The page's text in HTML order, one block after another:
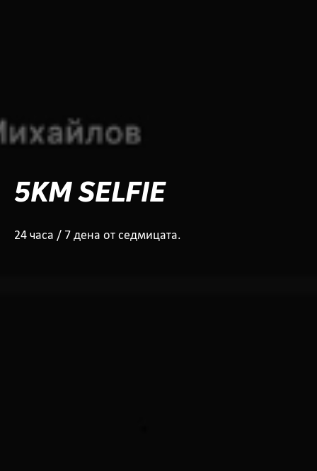
5KM SELFIE
24 часа / 7 дена от седмицата.